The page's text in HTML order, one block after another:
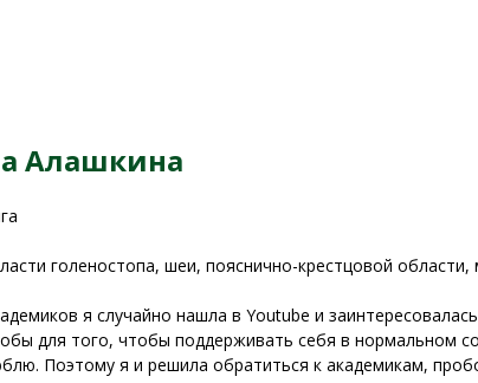
Алашкина
голеностопа, шеи, пояснично-крестцовой области,
я случайно нашла в Youtube и
для того, чтобы поддерживать себя в нормальном
Поэтому я и решила обратиться к академикам,